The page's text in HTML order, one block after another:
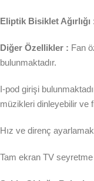
Eliptik Bisiklet Ağırlığı
Diğer Özellikler : Fan
bulunmaktadır.
I-pod girişi
müzikleri dinleyebilir ve
Hız ve direnç
Tam ekran TV seyretme